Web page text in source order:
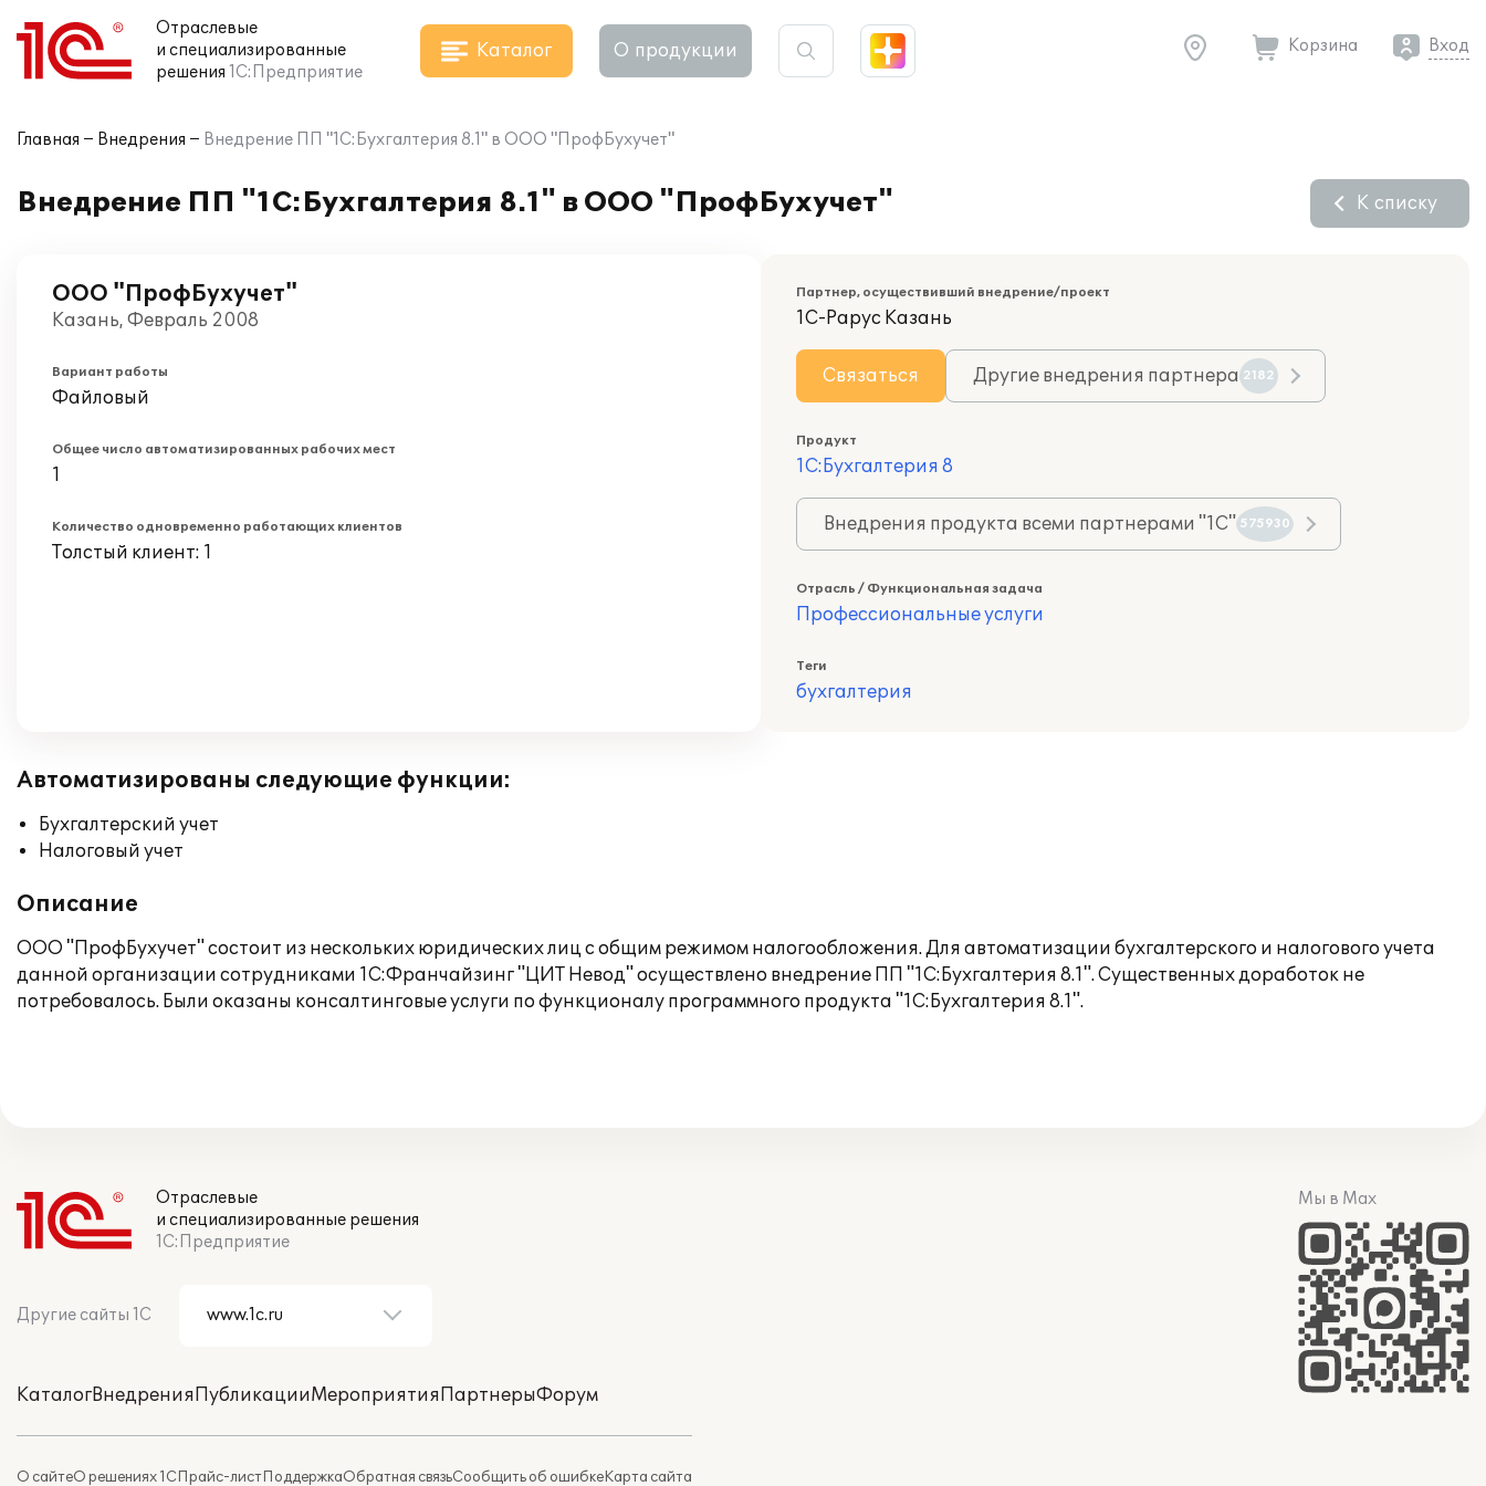
Отраслевые
и специализированные
решения 1С:Предприятие
Каталог О продукции Корзина Вход
Главная Внедрения Внедрение ПП "1С:Бухгалтерия 8.1" в ООО "ПрофБухучет"
Внедрение ПП "1С:Бухгалтерия 8.1" в ООО "ПрофБухучет" К списку
ООО "ПрофБухучет"
Казань, Февраль 2008
Вариант работы
Файловый
Общее число автоматизированных рабочих мест
1
Количество одновременно работающих клиентов
Толстый клиент: 1
Партнер, осуществивший внедрение/проект
1С-Рарус Казань
Связаться Другие внедрения партнера 2182
Продукт
1С:Бухгалтерия 8
Внедрения продукта всеми партнерами "1С" 575930
Отрасль / Функциональная задача
Профессиональные услуги
Теги
бухгалтерия
Автоматизированы следующие функции:
Бухгалтерский учет
Налоговый учет
Описание
ООО "ПрофБухучет" состоит из нескольких юридических лиц с общим режимом налогообложения. Для автоматизации бухгалтерского и налогового учета
данной организации сотрудниками 1С:Франчайзинг "ЦИТ Невод" осуществлено внедрение ПП "1С:Бухгалтерия 8.1". Существенных доработок не
потребовалось. Были оказаны консалтинговые услуги по функционалу программного продукта "1С:Бухгалтерия 8.1".
Отраслевые
и специализированные решения
1С:Предприятие
Другие сайты 1С
КаталогВнедренияПубликацииМероприятияПартнерыФорум
О сайтеО решениях 1СПрайс-листПоддержкаОбратная связьСообщить об ошибкеКарта сайта
Мы в Max